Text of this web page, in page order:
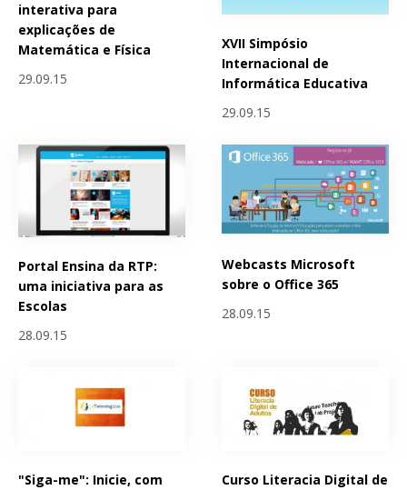
interativa para
explicações de
Matemática e Física
29.09.15
XVII Simpósio
Internacional de
Informática Educativa
29.09.15
Portal Ensina da RTP:
uma iniciativa para as
Escolas
28.09.15
Webcasts Microsoft
sobre o Office 365
28.09.15
"Siga-me": Inicie, com
Curso Literacia Digital de